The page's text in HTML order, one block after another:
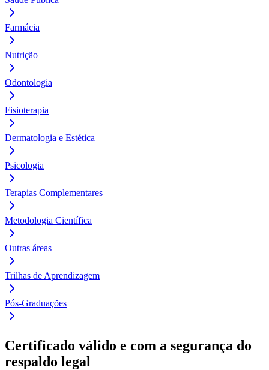
Farmácia
Nutrição
Odontologia
Fisioterapia
Dermatologia e Estética
Psicologia
Terapias Complementares
Metodologia Científica
Outras áreas
Trilhas de Aprendizagem
Pós-Graduações
Certificado válido e com a segurança do
respaldo legal